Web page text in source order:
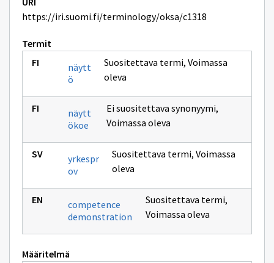
https://iri.suomi.fi/terminology/oksa/c1318
Termit
näytt
ö
Suositettava termi,Voimassa
oleva
näytt
ökoe
Ei suositettava synonyymi,
Voimassa oleva
yrkespr
ov
Suositettava termi, Voimassa
oleva
competence
demonstration
Suositettava termi,
Voimassa oleva
Määritelmä